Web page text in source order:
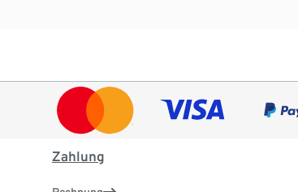
Zahlung